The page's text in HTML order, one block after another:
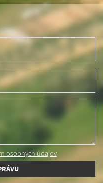
osobných údajov